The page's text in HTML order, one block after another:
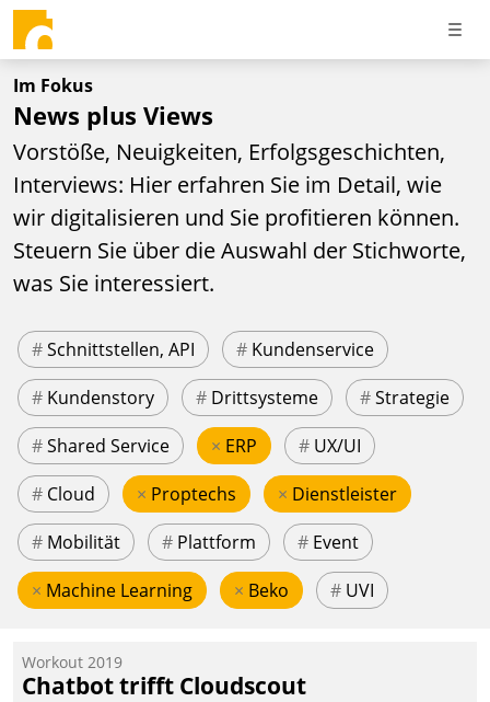
Im Fokus
News plus Views
Vorstöße, Neuigkeiten, Erfolgsgeschichten,
Interviews: Hier erfahren Sie im Detail, wie
wir digitalisieren und Sie profitieren können.
Steuern Sie über die Auswahl der Stichworte,
was Sie interessiert.
#Schnittstellen, API # Kundenservice
# Kundenstory # Drittsysteme #Strategie
#Shared Service × ERP # UX/UI
# Cloud × Proptechs × Dienstleister
# Mobilität # Plattform # Event
× Machine Learning × Beko # UVI
Workout 2019
Chatbot trifft Cloudscout